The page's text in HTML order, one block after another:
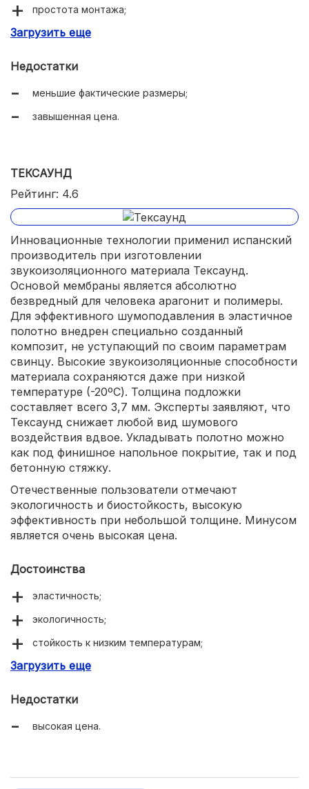
простота монтажа;
эффективность.
Загрузить еще
Недостатки
меньшие фактические размеры;
завышенная цена.
ТЕКСАУНД
Рейтинг: 4.6
Инновационные технологии применил испанский
производитель при изготовлении
звукоизоляционного материала Тексаунд.
Основой мембраны является абсолютно
безвредный для человека арагонит и полимеры.
Для эффективного шумоподавления в эластичное
полотно внедрен специально созданный
композит, не уступающий по своим параметрам
свинцу. Высокие звукоизоляционные способности
материала сохраняются даже при низкой
температуре (-20ºС). Толщина подложки
составляет всего 3,7 мм. Эксперты заявляют, что
Тексаунд снижает любой вид шумового
воздействия вдвое. Укладывать полотно можно
как под финишное напольное покрытие, так и под
бетонную стяжку.
Отечественные пользователи отмечают
экологичность и биостойкость, высокую
эффективность при небольшой толщине. Минусом
является очень высокая цена.
Достоинства
эластичность;
экологичность;
стойкость к низким температурам;
высокая эффективность.
Загрузить еще
Недостатки
высокая цена.